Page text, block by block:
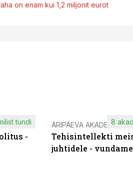
on enam kui 1,2 miljonit eurot
-
tundi ÄRIPÄEVA AKADEEMIA
Tehisintellekti
juhtidele -
8